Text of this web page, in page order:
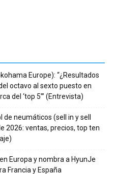
Europe): “¿Resultados
octavo al sexto puesto en
del ‘top 5’” (Entrevista)
neumáticos (sell in y sell
2026: ventas, precios, top ten
Europa y nombra a HyunJe
Francia y España